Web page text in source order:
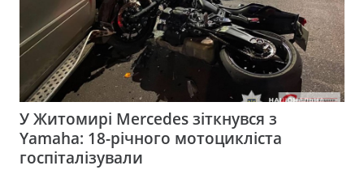
У Житомирі Mercedes зіткнувся з
Yamaha: 18-річного мотоцикліста
госпіталізували